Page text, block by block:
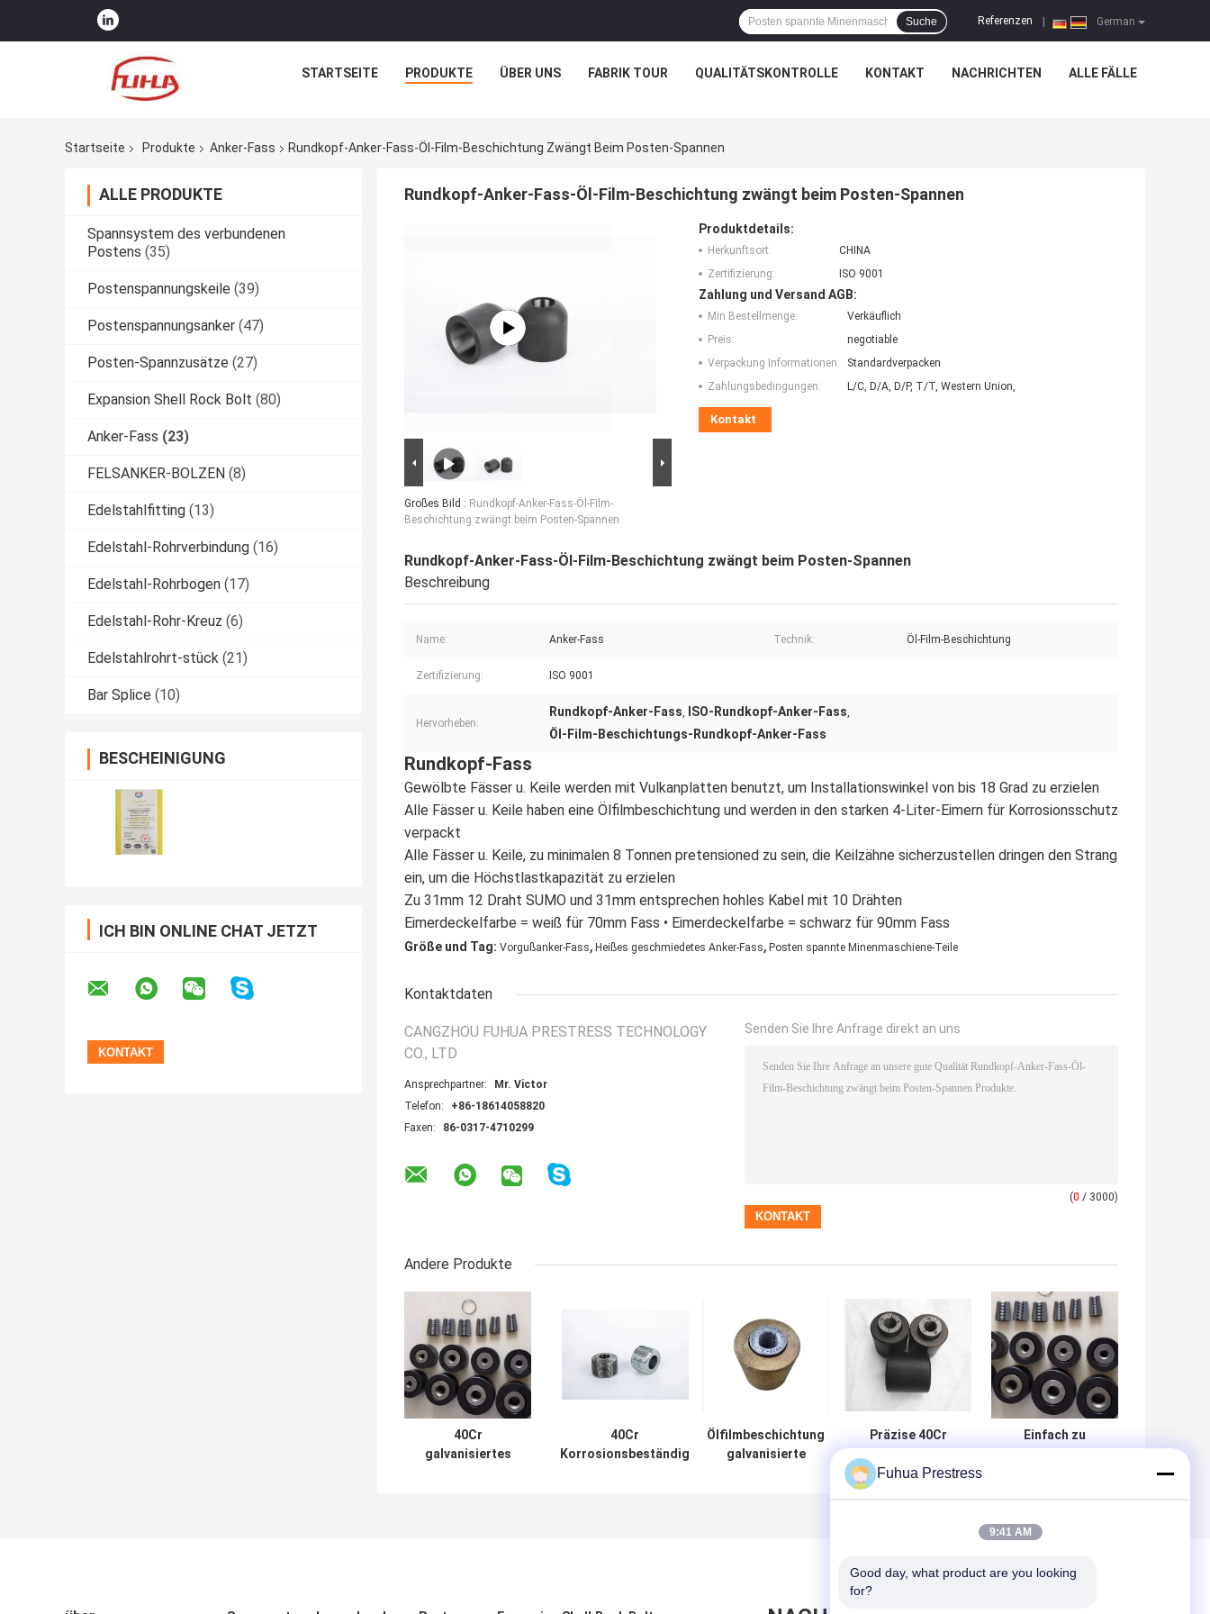
German
Referenzen
Suche
STARTSEITE PRODUKTE ÜBER UNS FABRIK TOUR QUALITÄTSKONTROLLE KONTAKT NACHRICHTEN ALLE FÄLLE
Startseite Produkte Anker-Fass Rundkopf-Anker-Fass-Öl-Film-Beschichtung Zwängt Beim Posten-Spannen
ALLE PRODUKTE
Spannsystem des verbundenen
Postens (35)
Postenspannungskeile (39)
Postenspannungsanker (47)
Posten-Spannzusätze (27)
Expansion Shell Rock Bolt (80)
Anker-Fass (23)
FELSANKER-BOLZEN (8)
Edelstahlfitting (13)
Edelstahl-Rohrverbindung (16)
Edelstahl-Rohrbogen (17)
Edelstahl-Rohr-Kreuz (6)
Edelstahlrohrt-stück (21)
Bar Splice (10)
BESCHEINIGUNG
ICH BIN ONLINE CHAT JETZT
Rundkopf-Anker-Fass-Öl-Film-Beschichtung zwängt beim Posten-Spannen
Großes Bild : Rundkopf-Anker-Fass-Öl-Film-
Beschichtung zwängt beim Posten-Spannen
Produktdetails:
Herkunftsort:
CHINA
Zertifizierung:
ISO 9001
Zahlung und Versand AGB:
Min Bestellmenge:
Verkäuflich
Preis:
negotiable
Verpackung Informationen:
Standardverpacken
Zahlungsbedingungen:
L/C, D/A, D/P, T/T, Western Union,
Kontakt
Rundkopf-Anker-Fass-Öl-Film-Beschichtung zwängt beim Posten-Spannen
Beschreibung
Name: Anker-Fass Technik: Öl-Film-Beschichtung
Zertifizierung: ISO 9001
Hervorheben:
Rundkopf-Anker-Fass, ISO-Rundkopf-Anker-Fass,
Öl-Film-Beschichtungs-Rundkopf-Anker-Fass
Rundkopf-Fass
Gewölbte Fässer u. Keile werden mit Vulkanplatten benutzt, um Installationswinkel von bis 18 Grad zu erzielen
Alle Fässer u. Keile haben eine Ölfilmbeschichtung und werden in den starken 4-Liter-Eimern für Korrosionsschutz
verpackt
Alle Fässer u. Keile, zu minimalen 8 Tonnen pretensioned zu sein, die Keilzähne sicherzustellen dringen den Strang
ein, um die Höchstlastkapazität zu erzielen
Zu 31mm 12 Draht SUMO und 31mm entsprechen hohles Kabel mit 10 Drähten
Eimerdeckelfarbe = weiß für 70mm Fass • Eimerdeckelfarbe = schwarz für 90mm Fass
Größe und Tag: Vorgußanker-Fass, Heißes geschmiedetes Anker-Fass, Posten spannte Minenmaschiene-Teile
Kontaktdaten
CANGZHOU FUHUA PRESTRESS TECHNOLOGY
CO., LTD
Ansprechpartner:
Mr. Victor
Telefon:
+86-18614058820
Faxen:
86-0317-4710299
Senden Sie Ihre Anfrage direkt an uns
(0 / 3000)
Andere Produkte
40Cr
galvanisiertes
40Cr
Korrosionsbeständig
Ölfilmbeschichtung
galvanisierte
Präzise 40Cr
verbesserte
Ankerfässer /
Einfach zu
Anker
Fuhua Prestress
9:41 AM
Good day, what product are you looking
for?